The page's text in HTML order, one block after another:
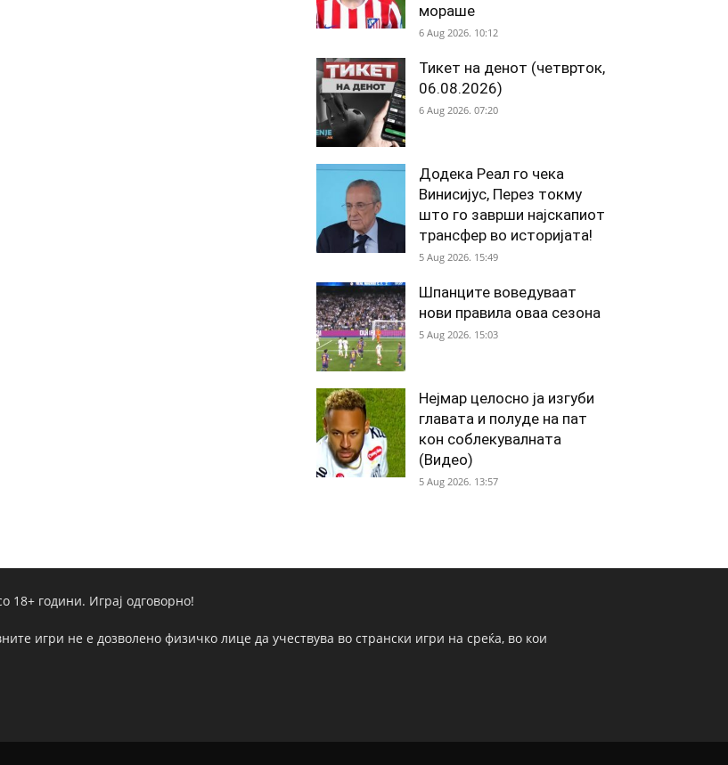
мораше
6 Aug 2026. 10:12
Тикет на денот (четврток,
06.08.2026)
6 Aug 2026. 07:20
Додека Реал го чека
Винисијус, Перез токму
што го заврши најскапиот
трансфер во историјата!
5 Aug 2026. 15:49
Шпанците воведуваат
нови правила оваа сезона
5 Aug 2026. 15:03
Нејмар целосно ја изгуби
главата и полуде на пат
кон соблекувалната
(Видео)
5 Aug 2026. 13:57
18+ години. Играј одговорно!
игри не е дозволено физичко лице да учествува во странски игри на среќа, во кои